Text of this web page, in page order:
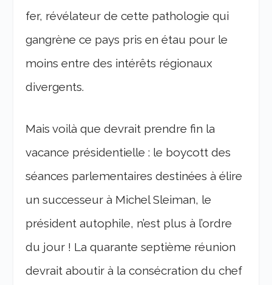
fer, révélateur de cette pathologie qui
gangrène ce pays pris en étau pour le
moins entre des intérêts régionaux
divergents.
Mais voilà que devrait prendre fin la
vacance présidentielle : le boycott des
séances parlementaires destinées à élire
un successeur à Michel Sleiman, le
président autophile, n’est plus à l’ordre
du jour ! La quarante septième réunion
devrait aboutir à la consécration du chef